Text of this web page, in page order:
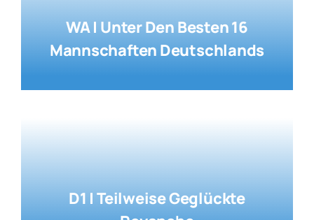
WA | Unter Den Besten 16
Mannschaften Deutschlands
D1 | Teilweise Geglückte